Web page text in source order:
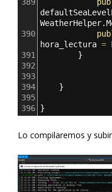
389
WeatherHelper.
390
hora_lectura =
391
}
392
393
394
}
395
396 }
Lo compilaremos y